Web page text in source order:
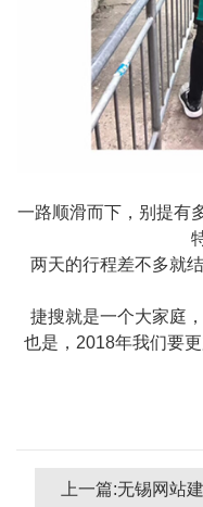
一路顺滑而下，别提有
两天的行程差不多就
捷搜就是一个大家庭
也是， 2018年我们要
上一篇:无锡网站建